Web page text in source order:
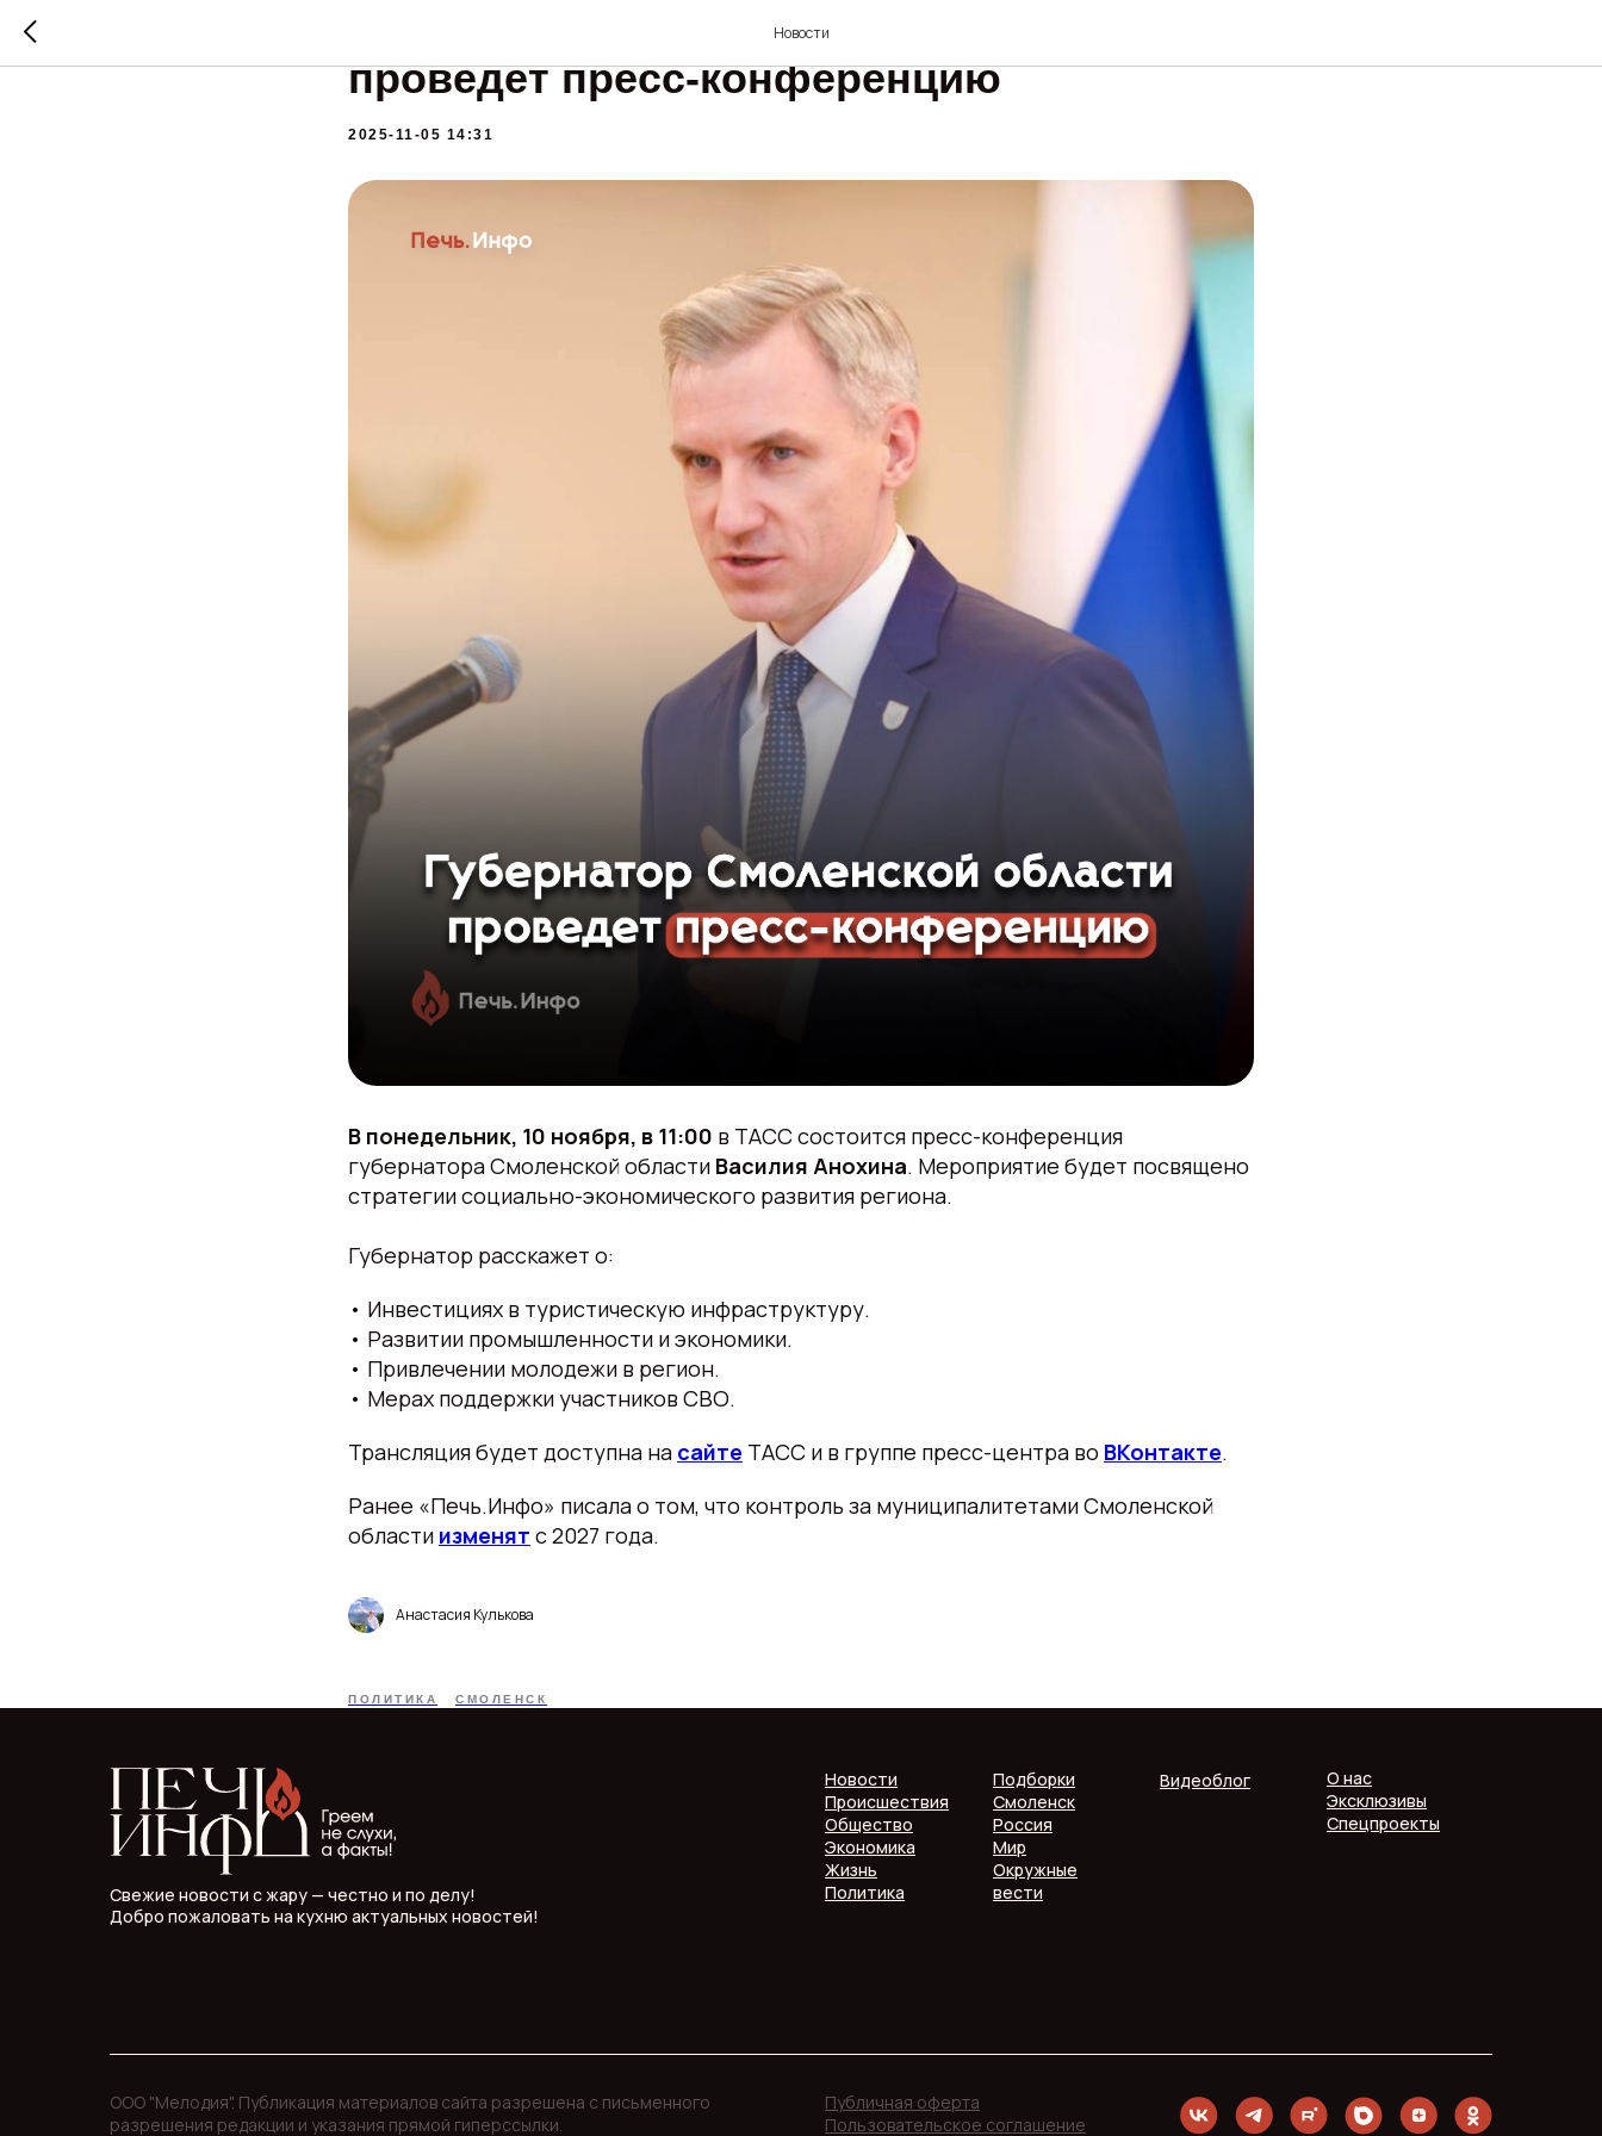
Новости
Губернатор Смоленской области
проведет пресс-конференцию
2025-11-05 14:31
В понедельник, 10 ноября, в 11:00 в ТАСС состоится пресс-конференция
губернатора Смоленской области Василия Анохина. Мероприятие будет посвящено
стратегии социально-экономического развития региона.
Губернатор расскажет о:
• Инвестициях в туристическую инфраструктуру.
• Развитии промышленности и экономики.
• Привлечении молодежи в регион.
• Мерах поддержки участников СВО.
Трансляция будет доступна на сайте ТАСС и в группе пресс-центра во ВКонтакте.
Ранее «Печь.Инфо» писала о том, что контроль за муниципалитетами Смоленской
области изменят с 2027 года.
Анастасия Кулькова
ПОЛИТИКА СМОЛЕНСК
Свежие новости с жару — честно и по делу!
Добро пожаловать на кухню актуальных новостей!
Новости
Происшествия
Общество
Экономика
Жизнь
Политика
Подборки
Смоленск
Россия
Мир
Окружные
вести
Видеоблог
О нас
Эксклюзивы
Спецпроекты
ООО "Мелодия". Публикация материалов сайта разрешена с письменного
разрешения редакции и указания прямой гиперссылки.
Публичная оферта
Пользовательское соглашение